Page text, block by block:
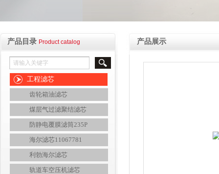
产品目录 Product catalog
工程滤芯
齿轮箱油滤芯
煤层气过滤聚结滤芯
防静电覆膜滤筒235P
海尔滤芯11067781
利勃海尔滤芯
轨道车空压机滤芯
产品展示